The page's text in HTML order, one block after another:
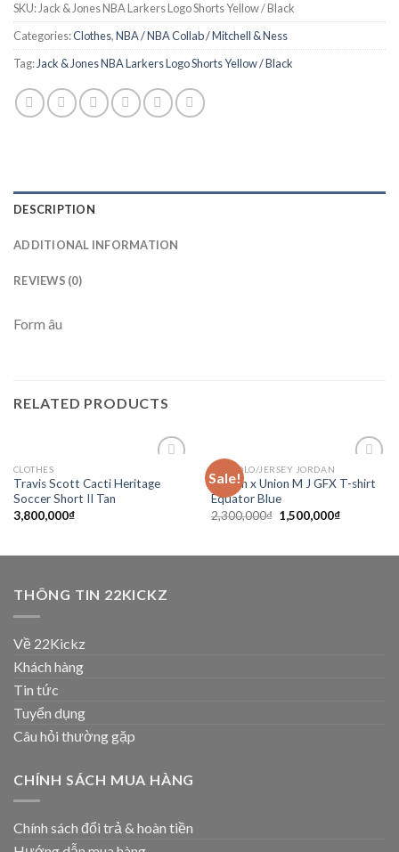
SKU:Jack & Jones NBA Larkers Logo Shorts Yellow / Black
Categories:Clothes,NBA / NBA Collab / Mitchell & Ness
Tag:Jack & Jones NBA Larkers Logo Shorts Yellow / Black
DESCRIPTION
ADDITIONAL INFORMATION
REVIEWS (0)
Form âu
RELATED PRODUCTS
wishlist
CLOTHES
Travis Scott Cacti Heritage
Soccer Short II Tan
3,800,000₫
Sale!
wishlist
TEE/POLO/JERSEY JORDAN
Jordan x Union M J GFX T-shirt
Equator Blue
2,300,000₫ 1,500,000₫
THÔNG TIN 22KICKZ
Về 22Kickz
Khách hàng
Tin tức
Tuyển dụng
Câu hỏi thường gặp
CHÍNH SÁCH MUA HÀNG
Chính sách đổi trả & hoàn tiền